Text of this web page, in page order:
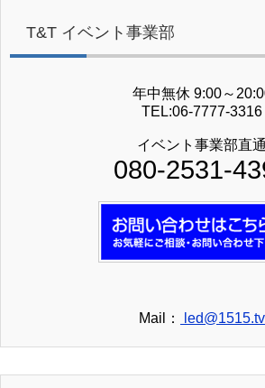
T&T イベント事業部
年中無休 9:00～
TEL:06-7777-3316
イベント事業部直通
080-2531-
Mail： led@1515.tv